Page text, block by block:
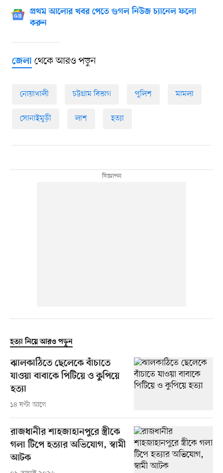
প্রথম আলোর খবর পেতে গুগল নিউজ চ্যানেল ফলো
করুন
জেলাথেকে আরও পড়ুন
নোয়াখালী চট্টগ্রাম বিভাগ পুলিশ মামলা
সোনাইমুড়ী লাশ হত্যা
হত্যা নিয়ে আরও পড়ুন
ঝালকাঠিতে ছেলেকে বাঁচাতে
যাওয়া বাবাকে পিটিয়ে ও কুপিয়ে
হত্যা
১৪ ঘণ্টা আগে
রাজধানীর শাহজাহানপুরে স্ত্রীকে
গলা টিপে হত্যার অভিযোগ, স্বামী
আটক